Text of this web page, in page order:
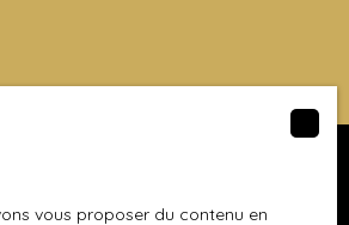
vous proposer du contenu en